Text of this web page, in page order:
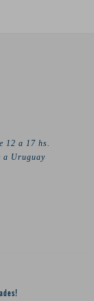
12 a 17 hs.
a Uruguay